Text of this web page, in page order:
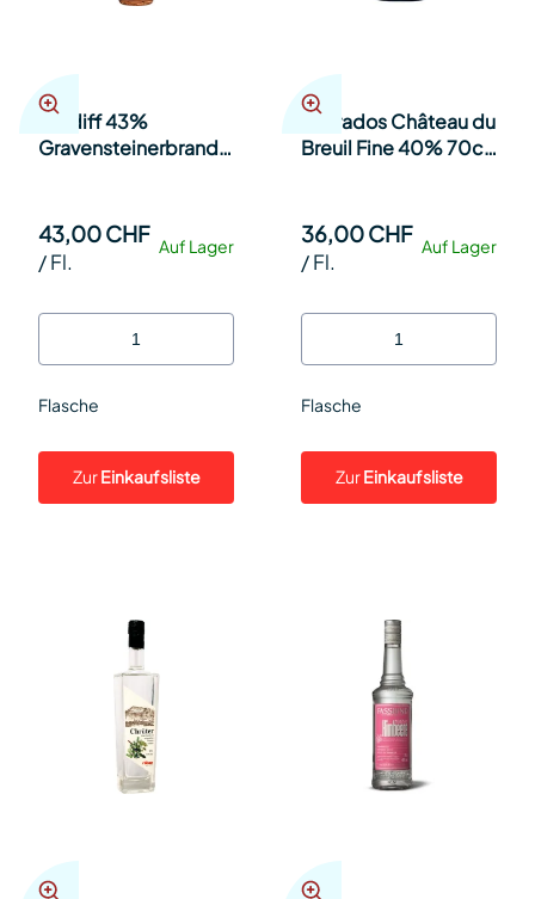
Caldiff 43%
Gravensteinerbrand
50cl Fl.
Auf Lager
43,00 CHF
/Fl.
Flasche
ZurEinkaufsliste
Calvados Château du
Breuil Fine 40% 70cl
Auf Lager
36,00 CHF
/Fl.
Flasche
ZurEinkaufsliste